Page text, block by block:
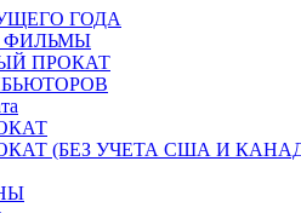
ГОДА
ФИЛЬМЫ
ПРОКАТ
(БЕЗ УЧЕТА США И